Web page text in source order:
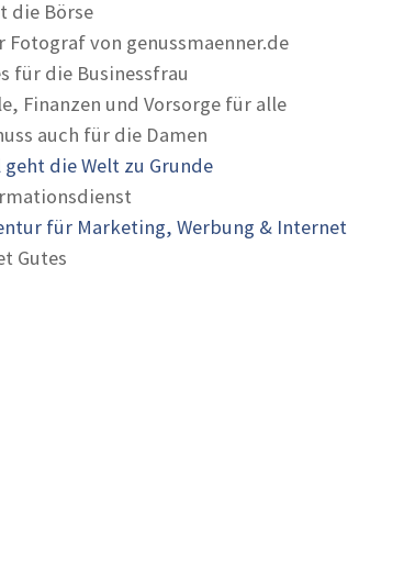
die Börse
Fotograf von genussmaenner.de
für die Businessfrau
Finanzen und Vorsorge für alle
auch für die Damen
die Welt zu Grunde
für Marketing, Werbung & Internet
Gutes